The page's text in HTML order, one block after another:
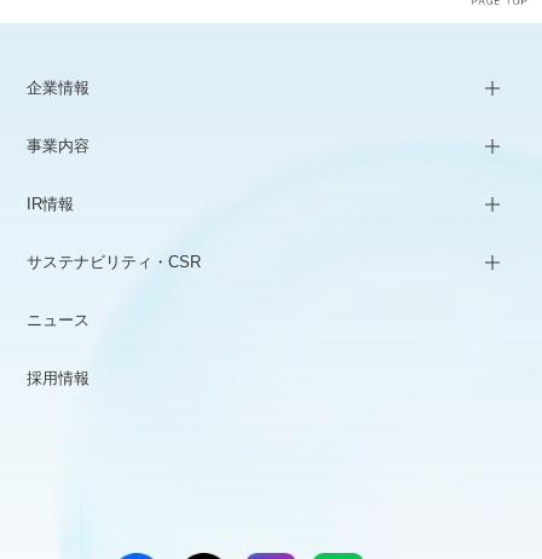
企業情報
事業内容
IR情報
サステナビリティ・CSR
ニュース
採用情報